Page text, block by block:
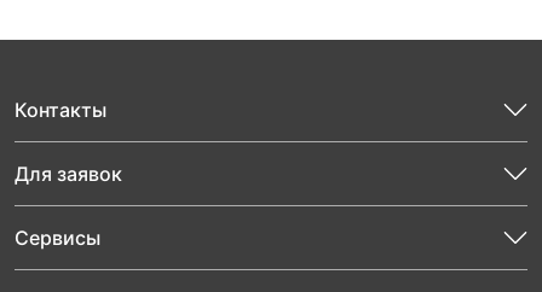
Контакты
Для заявок
Сервисы